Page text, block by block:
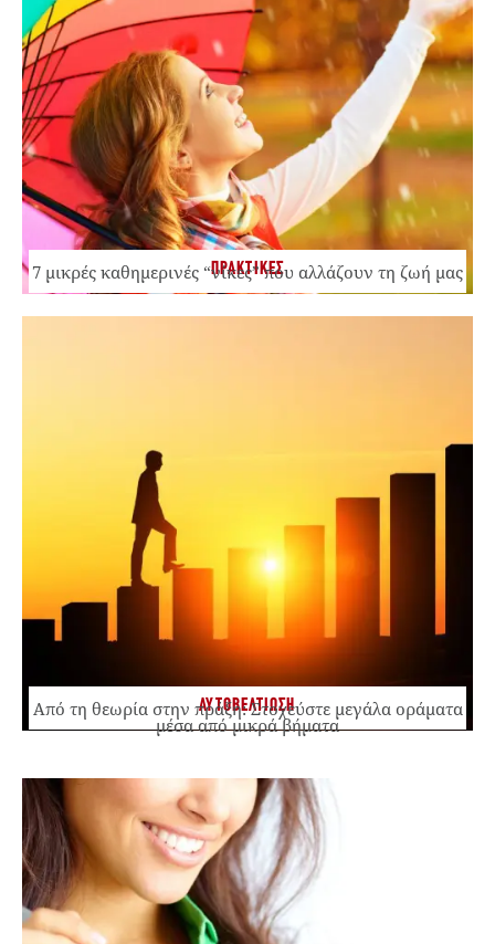
ΠΡΑΚΤΙΚΕΣ
7 μικρές καθημερινές “νίκες” που αλλάζουν τη ζωή μας
ΑΥΤΟΒΕΛΤΙΩΣΗ
Από τη θεωρία στην πράξη: Στοχεύστε μεγάλα οράματα
μέσα από μικρά βήματα